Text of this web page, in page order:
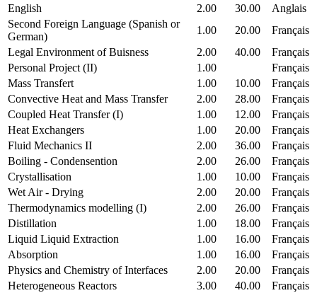
English
2.00 30.00
Anglais
Second Foreign Language (Spanish or
German)
1.00 20.00
Français
Legal Environment of Buisness
2.00 40.00
Français
Personal Project (II)
1.00
Français
Mass Transfert
1.00 10.00
Français
Convective Heat and Mass Transfer
2.00 28.00
Français
Coupled Heat Transfer (I)
1.00 12.00
Français
Heat Exchangers
1.00 20.00
Français
Fluid Mechanics II
2.00 36.00
Français
Boiling - Condensention
2.00 26.00
Français
Crystallisation
1.00 10.00
Français
Wet Air - Drying
2.00 20.00
Français
Thermodynamics modelling (I)
2.00 26.00
Français
Distillation
1.00 18.00
Français
Liquid Liquid Extraction
1.00 16.00
Français
Absorption
1.00 16.00
Français
Physics and Chemistry of Interfaces
2.00 20.00
Français
Heterogeneous Reactors
3.00 40.00
Français